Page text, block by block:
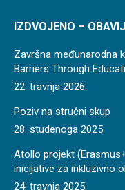
IZDVOJENO –
Završna međunarodna
Barriers Through
22. travnja 2026.
Poziv na stručni skup
28. studenoga 2025.
Atollo projekt
inicijative za inkluzivno
24. travnja 2025.